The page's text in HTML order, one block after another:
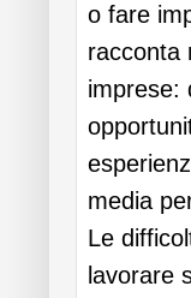
o fare
racconta
imprese:
media
Le
lavorare